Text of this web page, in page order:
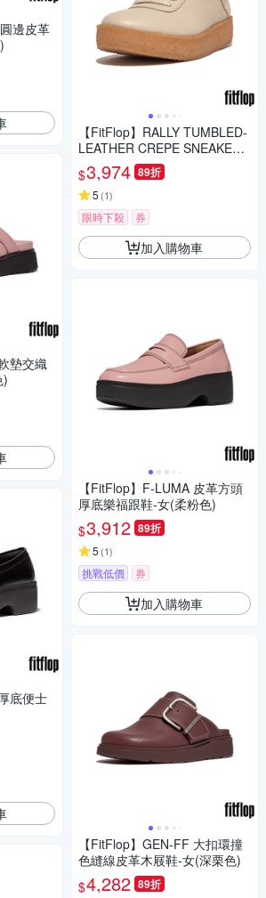
邊皮革
墊交織
)
底便士
【FitFlop】RALLY TUMBLED-
LEATHER CREPE SNEAKERS
復古繫帶休閒鞋-女(白石色)
$3,974 89折
5 (1)
限時下殺 券
加入購物車
【FitFlop】F-LUMA 皮革方頭
厚底樂福跟鞋-女(柔粉色)
$3,912 89折
5 (1)
挑戰低價 券
加入購物車
【FitFlop】GEN-FF 大扣環撞
色縫線皮革木屐鞋-女(深栗色)
$4,282 89折